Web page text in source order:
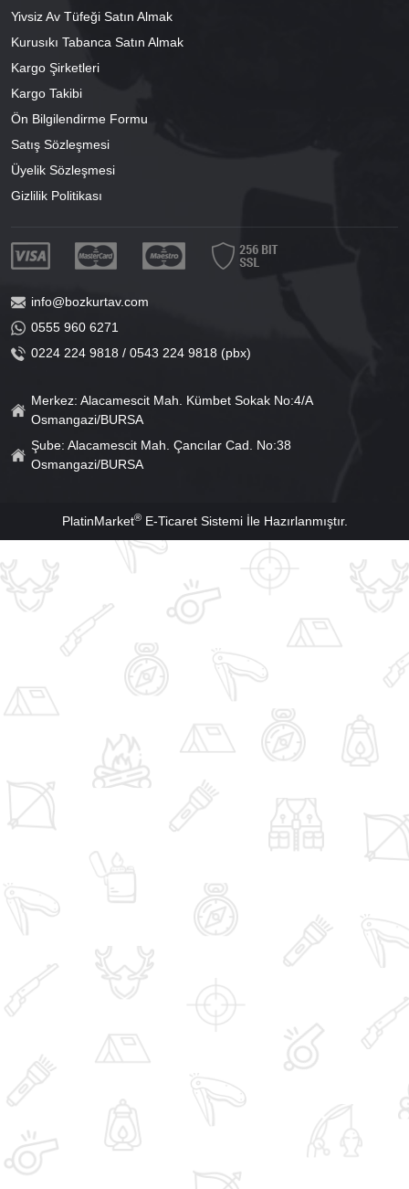
Yivsiz Av Tüfeği Satın Almak
Kurusıkı Tabanca Satın Almak
Kargo Şirketleri
Kargo Takibi
Ön Bilgilendirme Formu
Satış Sözleşmesi
Üyelik Sözleşmesi
Gizlilik Politikası
info@bozkurtav.com
0555 960 6271
0224 224 9818 / 0543 224 9818 (pbx)
Merkez: Alacamescit Mah. Kümbet Sokak No:4/A
Osmangazi/BURSA
Şube: Alacamescit Mah. Çancılar Cad. No:38
Osmangazi/BURSA
PlatinMarket®E-Ticaret Sistemiİle Hazırlanmıştır.